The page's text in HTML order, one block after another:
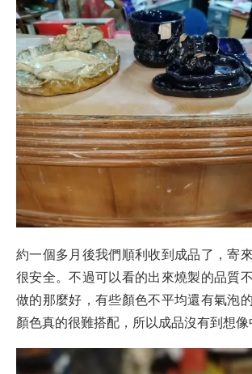
約一個多月後我們順利收到成品了，寄
很安全。不過可以看的出來燒製的品質
做的那麼好，有些顏色不平均還有氣泡
顏色真的很難搭配，所以成品沒有到想像